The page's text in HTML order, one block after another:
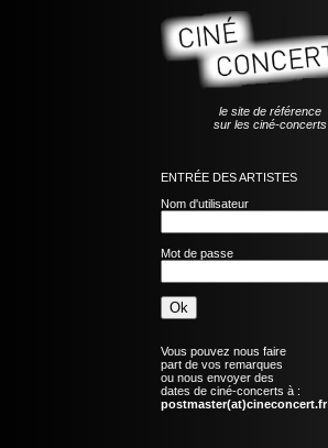
le site de référence
sur les ciné-concerts
ENTRÉE DES ARTISTES
Nom d'utilisateur
Mot de passe
Vous pouvez nous faire
part de vos remarques
ou nous envoyer des
dates de ciné-concerts à :
postmaster(at)cineconcert.fr